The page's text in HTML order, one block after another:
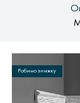
Робимо знижку